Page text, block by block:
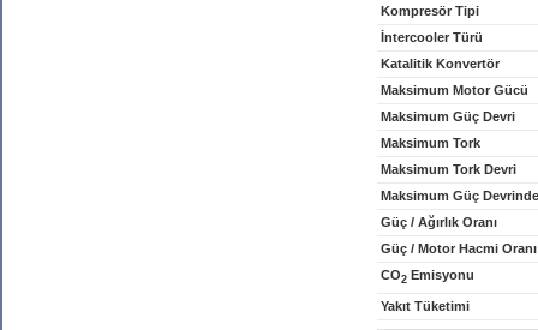
Kompresör Tipi
İntercooler Türü
Katalitik Konvertör
Maksimum Motor Gücü
Maksimum Güç Devri
Maksimum Tork
Maksimum Tork Devri
Maksimum Güç
Güç / Ağırlık Oranı
Güç / Motor Hacmi Oranı
CO2 Emisyonu
Yakıt Tüketimi